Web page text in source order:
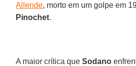
Allende, morto em um golpe em
Pinochet.
A maior crítica queSodano